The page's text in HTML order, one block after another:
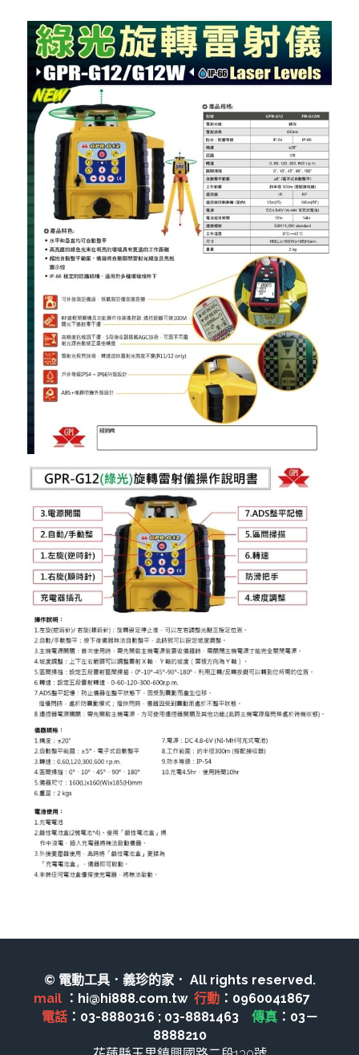
電錶類
木工刀系列
鑽頭類
鋸片類
電瓶充電器
延長線、電線、電焊線
中亞焊條產品
電動吊車、吊具、氣動工具
變頻電焊機、CO2、鑽孔機
TAKANO 電動工具
KOLAI格萊電動工具
CAN TA電動工具
HIKOKI 電動工具
台灣REXON 電動工具
美國 STANLEY 電動工具
機器附件
bosch 充電器、電池、附件
雷射、牆體探測
Bosch 插電式
Bosch 充電式
牧田電池及配件
引擎類
牧科Maktec
牧田插電式
板手及夾頭類
木工刀系列
© 電動工具．義珍的家． All rights reserved.
mail ：hi@hi888.com.tw 行動
電話：03-8880316 ; 03-8881463 傳真：03－
8888210